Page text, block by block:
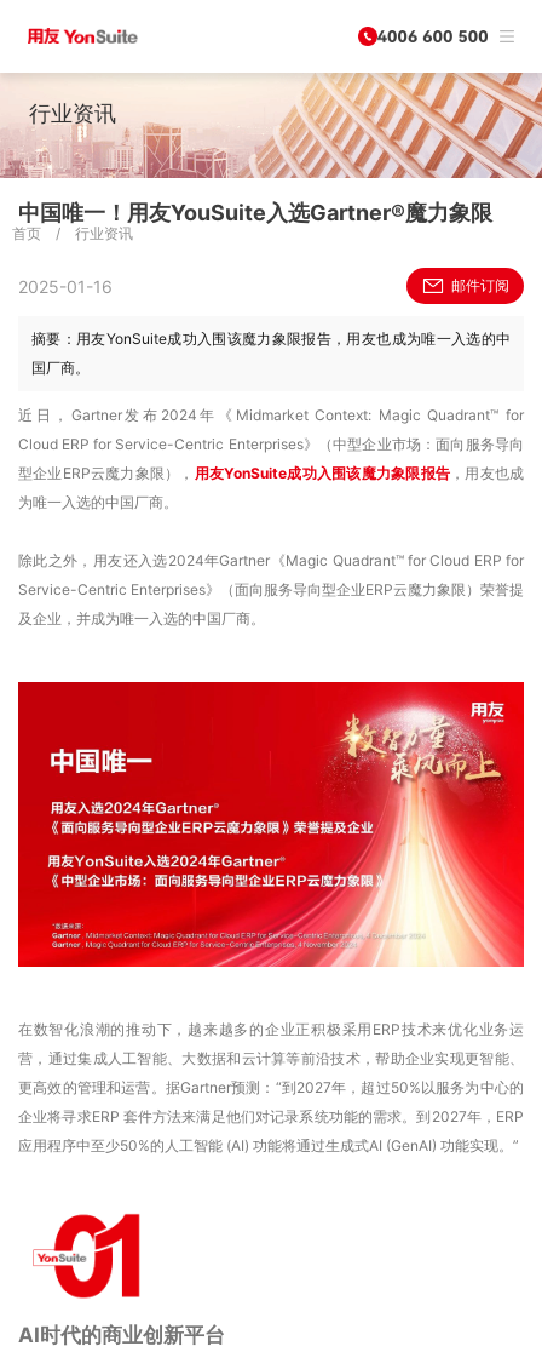
行业资讯
首页 / 行业资讯
中国唯一！用友YouSuite入选Gartner®魔力象限
2025-01-16 邮件订阅
摘要：用友YonSuite成功入围该魔力象限报告，用友也成为唯一入选的中
国厂商。
近日，Gartner发布2024年《Midmarket Context: Magic Quadrant™ for
Cloud ERP for Service-Centric Enterprises》（中型企业市场：面向服务导向
型企业ERP云魔力象限）， 用友YonSuite成功入围该魔力象限报告 ，用友也成
为唯一入选的中国厂商。
除此之外，用友还入选2024年Gartner《Magic Quadrant™ for Cloud ERP for
Service-Centric Enterprises》（面向服务导向型企业ERP云魔力象限）荣誉提
及企业，并成为唯一入选的中国厂商。
在数智化浪潮的推动下，越来越多的企业正积极采用ERP技术来优化业务运
营，通过集成人工智能、大数据和云计算等前沿技术，帮助企业实现更智能、
更高效的管理和运营。据Gartner预测：“到2027年，超过50%以服务为中心的
企业将寻求ERP 套件方法来满足他们对记录系统功能的需求。到2027年，ERP
应用程序中至少50%的人工智能 (AI) 功能将通过生成式AI (GenAI) 功能实现。”
AI时代的商业创新平台